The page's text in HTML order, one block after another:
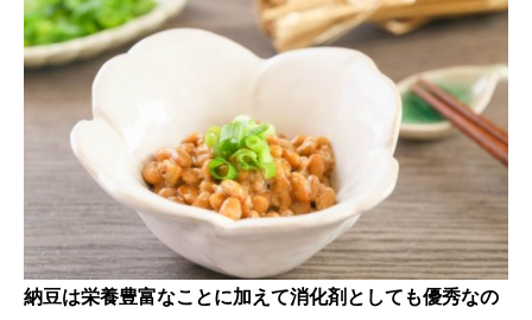
納豆は栄養豊富なことに加えて消化剤としても優秀なの